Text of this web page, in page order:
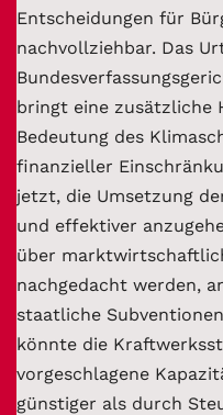
Entscheidungen für
nachvollziehbar. Das
bringt eine zusätzliche
Bedeutung des
finanzieller
jetzt, die Umsetzung
und effektiver
über
nachgedacht werden,
staatliche
könnte die
vorgeschlagene
günstiger als durch